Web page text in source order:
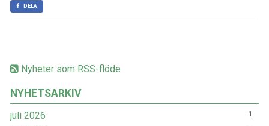
Nyheter som RSS-flöde
NYHETSARKIV
juli 2026 1
DELA